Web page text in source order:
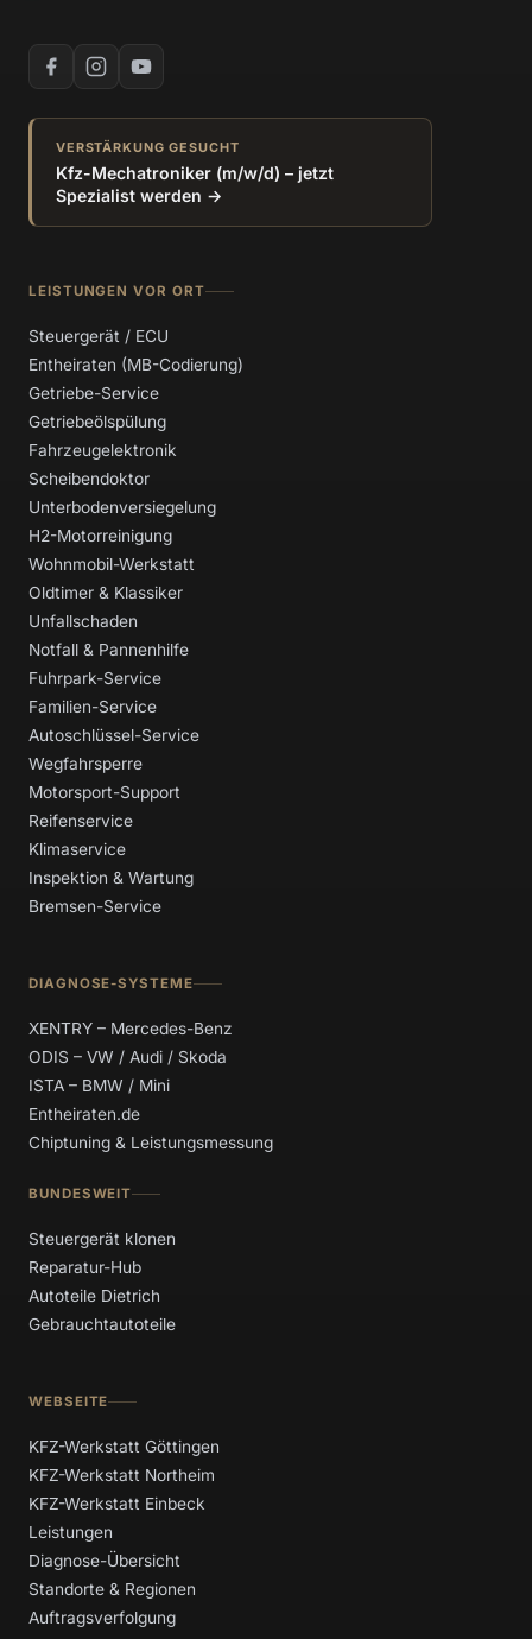
VERSTÄRKUNG GESUCHT
Kfz-Mechatroniker (m/w/d) – jetzt
Spezialist werden →
LEISTUNGEN VOR ORT
Steuergerät / ECU
Entheiraten (MB-Codierung)
Getriebe-Service
Getriebeölspülung
Fahrzeugelektronik
Scheibendoktor
Unterbodenversiegelung
H2-Motorreinigung
Wohnmobil-Werkstatt
Oldtimer & Klassiker
Unfallschaden
Notfall & Pannenhilfe
Fuhrpark-Service
Familien-Service
Autoschlüssel-Service
Wegfahrsperre
Motorsport-Support
Reifenservice
Klimaservice
Inspektion & Wartung
Bremsen-Service
DIAGNOSE-SYSTEME
XENTRY – Mercedes-Benz
ODIS – VW / Audi / Skoda
ISTA – BMW / Mini
Entheiraten.de
Chiptuning & Leistungsmessung
BUNDESWEIT
Steuergerät klonen
Reparatur-Hub
Autoteile Dietrich
Gebrauchtautoteile
WEBSEITE
KFZ-Werkstatt Göttingen
KFZ-Werkstatt Northeim
KFZ-Werkstatt Einbeck
Leistungen
Diagnose-Übersicht
Standorte & Regionen
Auftragsverfolgung